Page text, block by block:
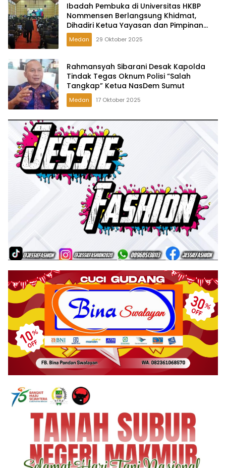
Ibadah Pembuka di Universitas HKBP
Nommensen Berlangsung Khidmat,
Dihadiri Ketua Yayasan dan Pimpinan
Kampus
Medan 29 Oktober 2025
Rahmansyah Sibarani Desak Kapolda
Tindak Tegas Oknum Polisi “Salah
Tangkap” Ketua NasDem Sumut
Medan 17 Oktober 2025